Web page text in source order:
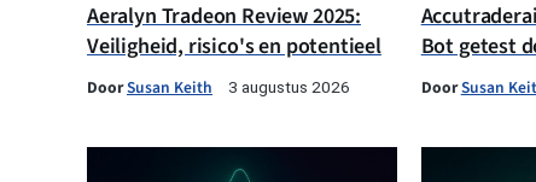
Aeralyn Tradeon Review 2025:
Veiligheid, risico's en potentieel
DoorSusan Keith 3 augustus 2026
Bot getest
DoorSusan